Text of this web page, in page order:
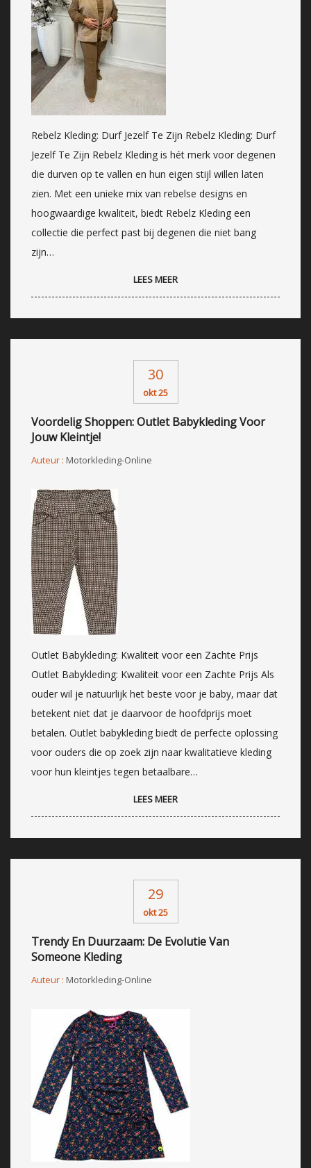
Rebelz Kleding: Durf Jezelf Te Zijn Rebelz Kleding: Durf
Jezelf Te Zijn Rebelz Kleding is hét merk voor degenen
die durven op te vallen en hun eigen stijl willen laten
zien. Met een unieke mix van rebelse designs en
hoogwaardige kwaliteit, biedt Rebelz Kleding een
collectie die perfect past bij degenen die niet bang
zijn…
LEES MEER
30
okt 25
Voordelig Shoppen: Outlet Babykleding Voor
Jouw Kleintje!
Auteur : Motorkleding-Online
Outlet Babykleding: Kwaliteit voor een Zachte Prijs
Outlet Babykleding: Kwaliteit voor een Zachte Prijs Als
ouder wil je natuurlijk het beste voor je baby, maar dat
betekent niet dat je daarvoor de hoofdprijs moet
betalen. Outlet babykleding biedt de perfecte oplossing
voor ouders die op zoek zijn naar kwalitatieve kleding
voor hun kleintjes tegen betaalbare…
LEES MEER
29
okt 25
Trendy En Duurzaam: De Evolutie Van
Someone Kleding
Auteur : Motorkleding-Online